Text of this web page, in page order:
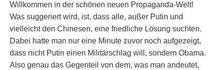
Willkommen in der schönen neuen Propaganda-Welt!
Was suggeriert wird, ist, dass alle, außer Putin und
vielleicht den Chinesen, eine friedliche Lösung suchten.
Dabei hatte man nur eine Minute zuvor noch aufgezeigt,
dass nicht Putin einen Militärschlag will, sondern Obama.
Also genau das Gegenteil von dem, was man andeutet,